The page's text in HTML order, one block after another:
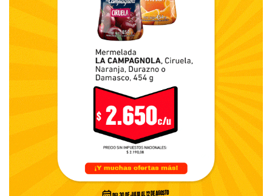
-Pero es una frivolidad eso, Don Cacho. Y se van a festejar
este viernes.
-Sí, pero cuando la mano viene torcida, a veces cuesta
enderezarla.
-¿De la oposición tiene alguna novedad?
-No pibe, sólo me llamó la atención que dos fuerzas
políticas que supuestamente tienen las mismas ideas
están haciendo, cada una por su lado, campañas de
recolección de firmas contra la reforma previsional: una en